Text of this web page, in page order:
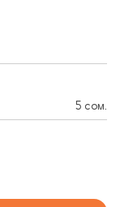
5 сом.